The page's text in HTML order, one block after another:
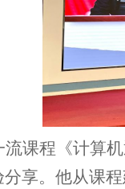
流课程《计算
享。他从课